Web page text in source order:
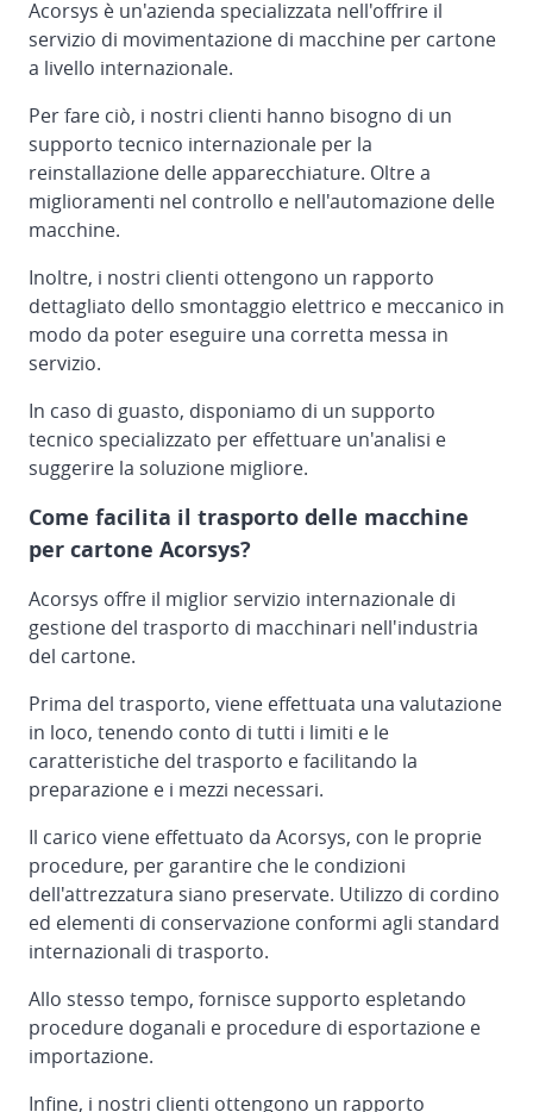
Acorsys è un'azienda specializzata nell'offrire il
servizio di movimentazione di macchine per cartone
a livello internazionale.
Per fare ciò, i nostri clienti hanno bisogno di un
supporto tecnico internazionale per la
reinstallazione delle apparecchiature. Oltre a
miglioramenti nel controllo e nell'automazione delle
macchine.
Inoltre, i nostri clienti ottengono un rapporto
dettagliato dello smontaggio elettrico e meccanico in
modo da poter eseguire una corretta messa in
servizio.
In caso di guasto, disponiamo di un supporto
tecnico specializzato per effettuare un'analisi e
suggerire la soluzione migliore.
Come facilita il trasporto delle macchine
per cartone Acorsys?
Acorsys offre il miglior servizio internazionale di
gestione del trasporto di macchinari nell'industria
del cartone.
Prima del trasporto, viene effettuata una valutazione
in loco, tenendo conto di tutti i limiti e le
caratteristiche del trasporto e facilitando la
preparazione e i mezzi necessari.
Il carico viene effettuato da Acorsys, con le proprie
procedure, per garantire che le condizioni
dell'attrezzatura siano preservate. Utilizzo di cordino
ed elementi di conservazione conformi agli standard
internazionali di trasporto.
Allo stesso tempo, fornisce supporto espletando
procedure doganali e procedure di esportazione e
importazione.
Infine, i nostri clienti ottengono un rapporto